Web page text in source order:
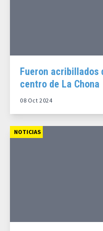
Fueron acribillados
centro de La Chona
08 Oct 2024
NOTICIAS